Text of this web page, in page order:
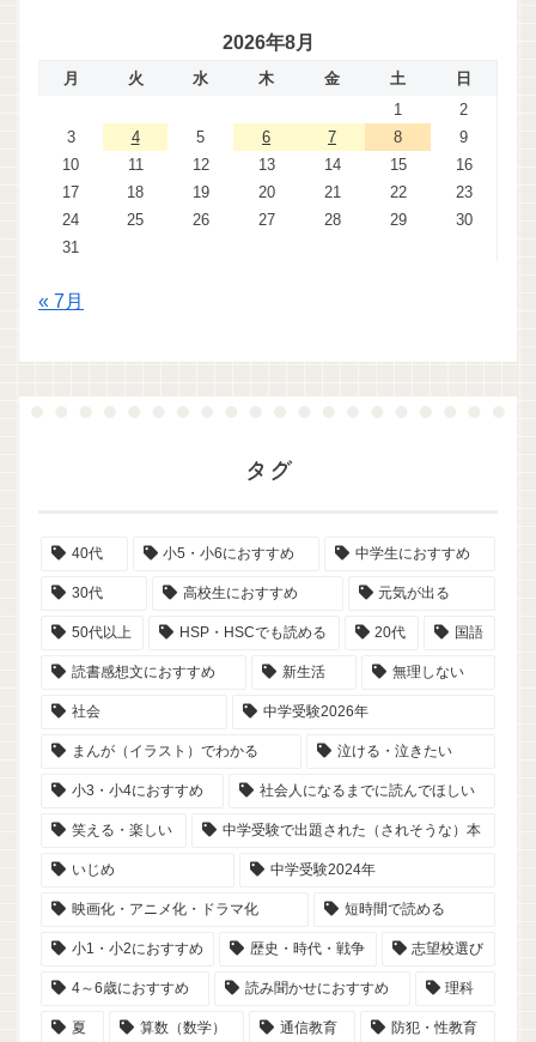
2026年8月
月 火 水 木 金 土
日
1
2
3
4 5 6 7 8
9
10
11 12 13 14 15
16
17
18 19 20 21 22
23
24
25 26 27 28 29
30
31
« 7月
タグ
40代 小5・小6におすすめ 中学生におすすめ
30代 高校生におすすめ 元気が出る
50代以上 HSP・HSCでも読める 20代 国語
読書感想文におすすめ 新生活 無理しない
社会 中学受験2026年
まんが（イラスト）でわかる 泣ける・泣きたい
小3・小4におすすめ 社会人になるまでに読んでほしい
笑える・楽しい 中学受験で出題された（されそうな）本
いじめ 中学受験2024年
映画化・アニメ化・ドラマ化 短時間で読める
小1・小2におすすめ 歴史・時代・戦争 志望校選び
4～6歳におすすめ 読み聞かせにおすすめ 理科
夏 算数（数学） 通信教育 防犯・性教育